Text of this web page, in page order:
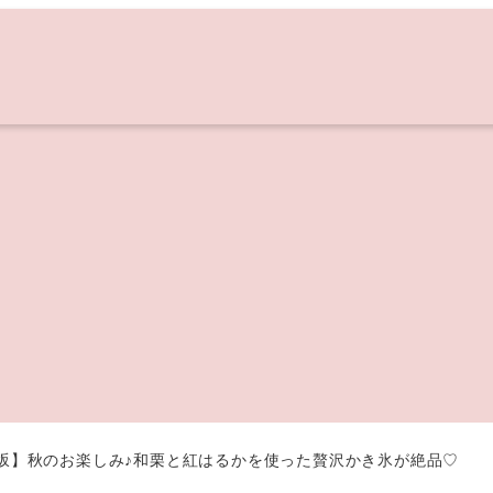
】秋のお楽しみ♪和栗と紅はるかを使った贅沢かき氷が絶品♡